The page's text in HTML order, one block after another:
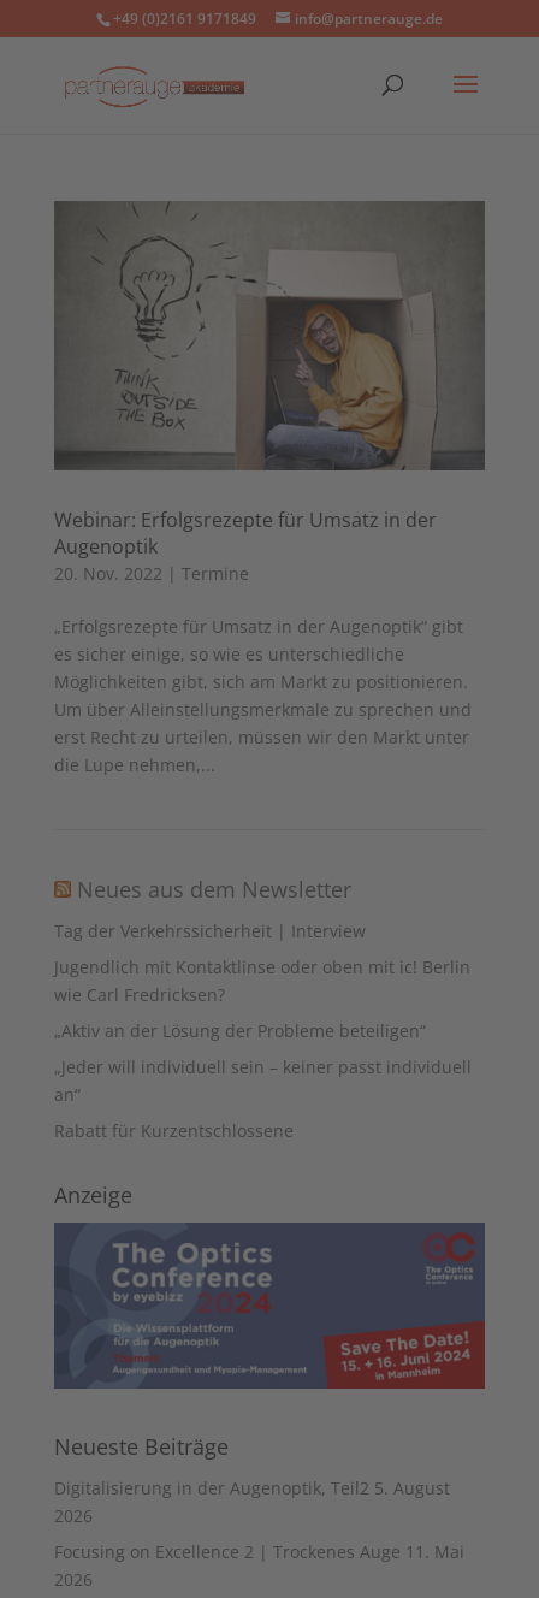
+49 (0)2161 9171849 info@partnerauge.de
Webinar: Erfolgsrezepte für Umsatz in der
Augenoptik
20. Nov. 2022 | Termine
„Erfolgsrezepte für Umsatz in der Augenoptik“ gibt
es sicher einige, so wie es unterschiedliche
Möglichkeiten gibt, sich am Markt zu positionieren.
Um über Alleinstellungsmerkmale zu sprechen und
erst Recht zu urteilen, müssen wir den Markt unter
die Lupe nehmen,...
Neues aus dem Newsletter
Tag der Verkehrssicherheit | Interview
Jugendlich mit Kontaktlinse oder oben mit ic! Berlin
wie Carl Fredricksen?
„Aktiv an der Lösung der Probleme beteiligen“
„Jeder will individuell sein – keiner passt individuell
an“
Rabatt für Kurzentschlossene
Anzeige
Neueste Beiträge
Digitalisierung in der Augenoptik, Teil2 5. August
2026
Focusing on Excellence 2 | Trockenes Auge 11. Mai
2026